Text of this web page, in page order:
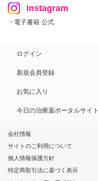
Instagram
・電子書籍 公式
ログイン
新規会員登録
お気に入り
今日の治療薬ポータルサイト
会社情報
サイトのご利用について
個人情報保護方針
特定商取引法に基づく表示